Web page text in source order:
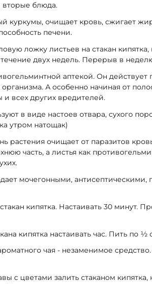
вторые блюда.
куркумы, очищает кровь, сжигает
печени.
ложку листьев на стакан
двух недель. Перерыв в
аптекой. Он действует
А особенно начиная от
всех других вредителей.
в виде настоев отвара, сухого
утром натощак)
растения очищает от паразитов
часть, а листья как
мочегонными,
кипятка. Настаивать 30 минут.
кипятка настаивать час. Пить по ½
чая - незаменимое
с цветами залить стаканом кипятка,